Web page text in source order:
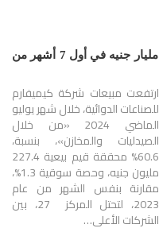
مبيعات «كيميفارم للأدوية» تتجاوز 1.1 مليار جنيه في أول 7 أشهر من
ارتفعت مبيعات شركة كيميفارم
للصناعات الدوائية، خلال شهر يوليو
الماضي 2024 «من خلال
الصيدليات والمخازن»، بنسبة،
60.6% محققة قيم بيعية 227.4
مليون جنيه، وحصة سوقية 1.3%،
مقارنة بنفس الشهر من عام
2023، لتحتل المركز 27، بين
الشركات الأعلى…